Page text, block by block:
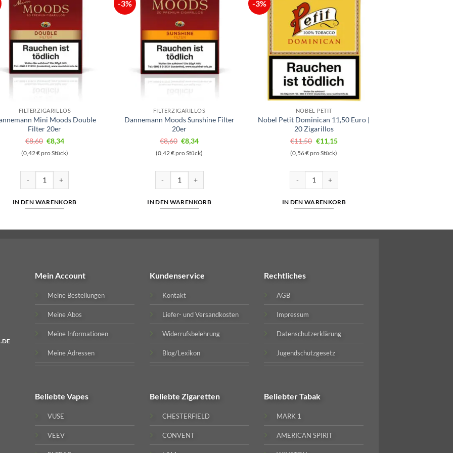
FILTERZIGARILLOS
Mini Moods Double
Filter 20er
€8,60 Ursprünglicher
Preis
€8,34Aktueller
Preis
(0,42 € pro Stück)
IN DEN WARENKORB
-3%
FILTERZIGARILLOS
Dannemann Moods Sunshine Filter
20er
€8,60 Ursprünglicher
Preis
€8,34Aktueller
Preis
(0,42 € pro Stück)
IN DEN WARENKORB
-3%
NOBEL PETIT
Nobel Petit Dominican 11,50 Euro |
20 Zigarillos
€11,50 Ursprünglicher
Preis
€11,15Aktueller
(0,56 € pro Stück)
IN DEN WARENKORB
Mein Account
Meine Bestellungen
Meine Abos
Meine Informationen
Meine Adressen
Kundenservice
Kontakt
Liefer- und Versandkosten
Widerrufsbelehrung
Blog/Lexikon
Rechtliches
AGB
Impressum
Datenschutzerklärung
Jugendschutzgesetz
BeliebteVapes
VUSE
VEEV
Beliebte Zigaretten
CHESTERFIELD
CONVENT
BeliebterTabak
MARK 1
AMERICAN SPIRIT